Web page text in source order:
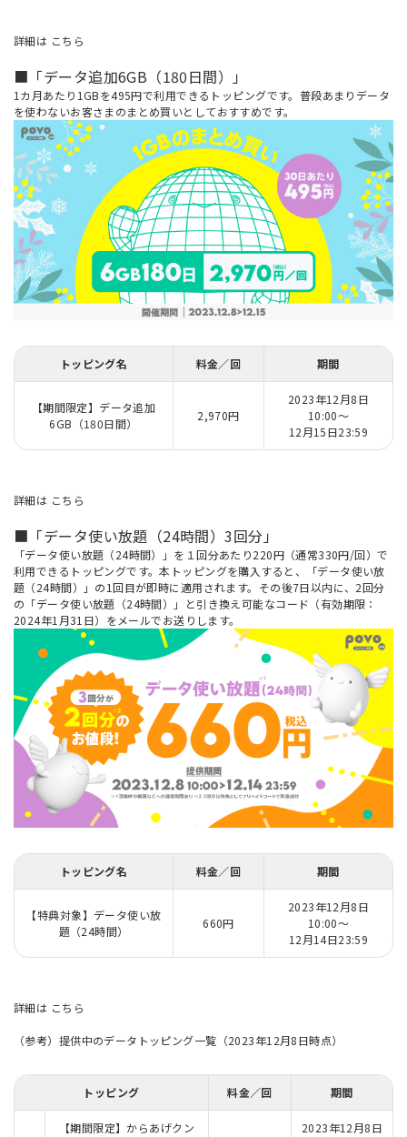
詳細は こちら
■「データ追加6GB（180日間）」
1カ月あたり1GBを495円で利用できるトッピングです。普段あまりデータ
を使わないお客さまのまとめ買いとしておすすめです。
トッピング名 料金／回 期間
【期間限定】データ追加
6GB（180日間）
2,970円
2023年12月8日
10:00～
12月15日23:59
詳細は こちら
■「データ使い放題（24時間）3回分」
「データ使い放題（24時間）」を１回分あたり220円（通常330円/回）で
利用できるトッピングです。本トッピングを購入すると、「データ使い放
題（24時間）」の1回目が即時に適用されます。その後7日以内に、2回分
の「データ使い放題（24時間）」と引き換え可能なコード（有効期限：
2024年1月31日）をメールでお送りします。
トッピング名 料金／回 期間
【特典対象】データ使い放
題（24時間）
660円
2023年12月8日
10:00～
12月14日23:59
詳細は こちら
（参考）提供中のデータトッピング一覧（2023年12月8日時点）
トッピング 料金／回 期間
【期間限定】からあげクン
2023年12月8日